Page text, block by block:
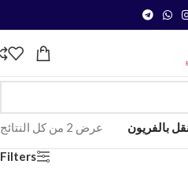
بالفريون عرض ⁦2⁩ من كل النتائج
Filters